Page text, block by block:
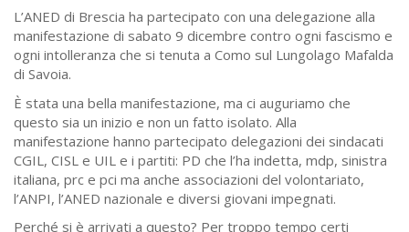
L’ANED di Brescia ha partecipato con una delegazione alla
manifestazione di sabato 9 dicembre contro ogni fascismo e
ogni intolleranza che si tenuta a Como sul Lungolago Mafalda
di Savoia.
È stata una bella manifestazione, ma ci auguriamo che
questo sia un inizio e non un fatto isolato. Alla
manifestazione hanno partecipato delegazioni dei sindacati
CGIL, CISL e UIL e i partiti: PD che l’ha indetta, mdp, sinistra
italiana, prc e pci ma anche associazioni del volontariato,
l’ANPI, l’ANED nazionale e diversi giovani impegnati.
Perché si è arrivati a questo? Per troppo tempo certi